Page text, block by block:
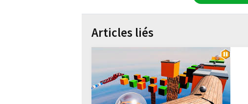
Articles liés